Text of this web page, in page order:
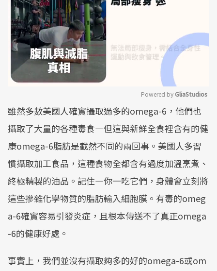
Mute
Powered by GliaStudios
雖然多數美國人確實攝取過多的omega-6，他們也
攝取了大量的各種毒食—但這與新鮮全食裡含有的健
康omega-6脂肪是截然不同的兩回事。美國人多習
慣攝取加工食品，這種食物全都含有過度加溫烹煮、
終極精製的油品。記住—你一吃它們，身體會立刻將
這些摻雜化學物質的脂肪輸入細胞膜。有毒的omeg
a-6確實容易引發炎症，且根本傳送不了真正omega
-6的健康好處。
事實上，我們並沒有攝取夠多的好的omega-6或om